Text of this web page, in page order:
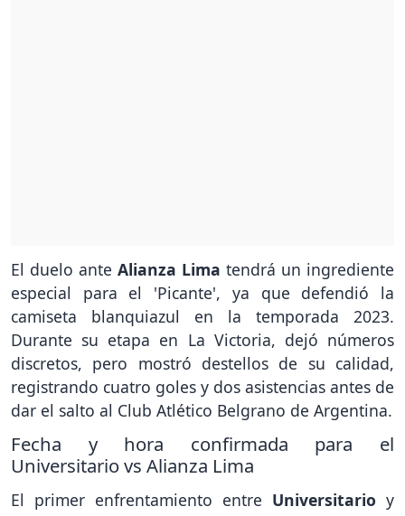
El duelo ante Alianza Lima tendrá un ingrediente
especial para el 'Picante', ya que defendió la
camiseta blanquiazul en la temporada 2023.
Durante su etapa en La Victoria, dejó números
discretos, pero mostró destellos de su calidad,
registrando cuatro goles y dos asistencias antes de
dar el salto al Club Atlético Belgrano de Argentina.
Fecha y hora confirmada para el
Universitario vs Alianza Lima
El primer enfrentamiento entre Universitario y